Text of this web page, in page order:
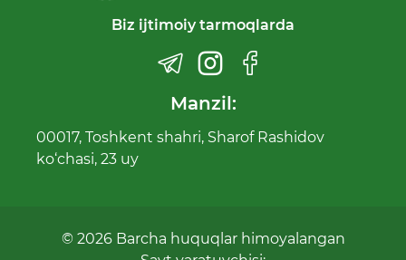
Biz ijtimoiy tarmoqlarda
Manzil:
00017, Toshkent shahri, Sharof Rashidov
ko‘chasi, 23 uy
© 2026 Barcha huquqlar himoyalangan